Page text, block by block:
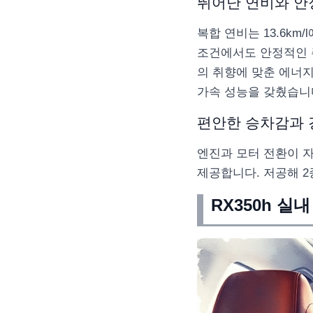
복합 연비는 13.6km/
조건에서도 안정적인
의 취향에 맞춘 에너
가속 성능을 갖췄습
편안한 승차감과
엔진과 모터 전환이
제공합니다. 저공해
RX350h 실